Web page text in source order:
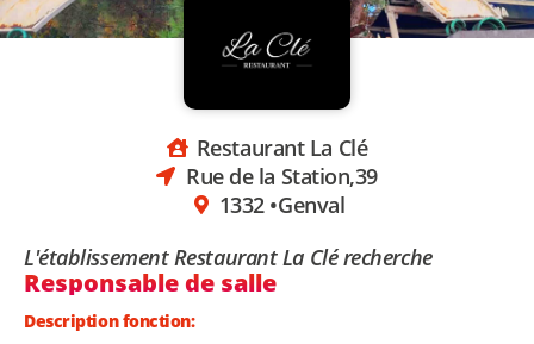
Restaurant La Clé
Rue de la Station,39
1332 •Genval
L'établissement Restaurant La Clé recherche
Responsable de salle
Description fonction: